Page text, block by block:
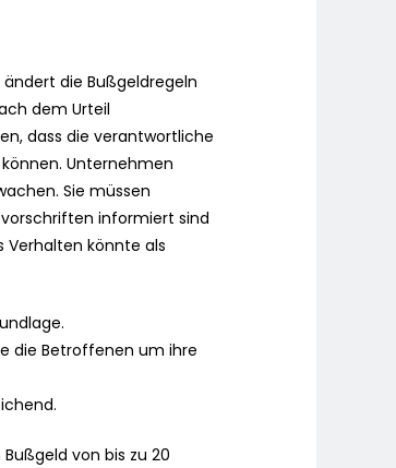
ändert die Bußgeldregeln
dem Urteil
dass die verantwortliche
Unternehmen
Sie müssen
informiert sind
Verhalten könnte als
die Betroffenen um ihre
von bis zu 20